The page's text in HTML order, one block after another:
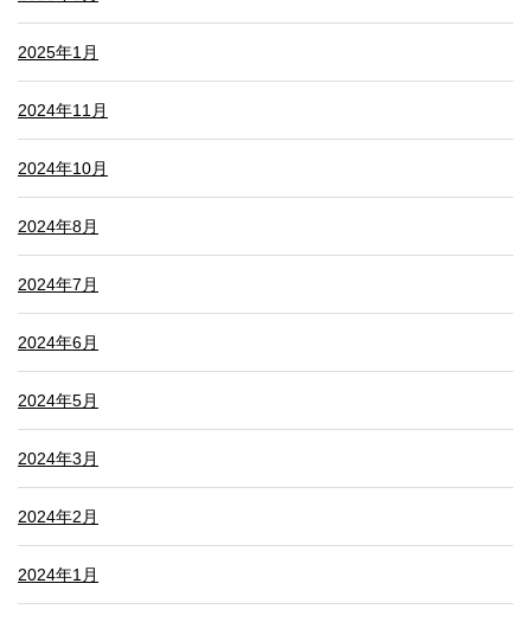
2025年1月
2024年11月
2024年10月
2024年8月
2024年7月
2024年6月
2024年5月
2024年3月
2024年2月
2024年1月